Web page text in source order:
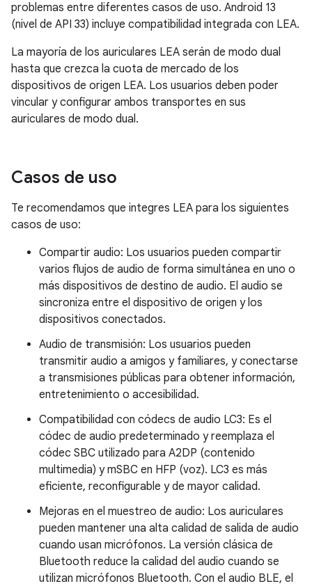
problemas entre diferentes casos de uso. Android 13
(nivel de API 33) incluye compatibilidad integrada con LEA.
La mayoría de los auriculares LEA serán de modo dual
hasta que crezca la cuota de mercado de los
dispositivos de origen LEA. Los usuarios deben poder
vincular y configurar ambos transportes en sus
auriculares de modo dual.
Casos de uso
Te recomendamos que integres LEA para los siguientes
casos de uso:
Compartir audio: Los usuarios pueden compartir
varios flujos de audio de forma simultánea en uno o
más dispositivos de destino de audio. El audio se
sincroniza entre el dispositivo de origen y los
dispositivos conectados.
Audio de transmisión: Los usuarios pueden
transmitir audio a amigos y familiares, y conectarse
a transmisiones públicas para obtener información,
entretenimiento o accesibilidad.
Compatibilidad con códecs de audio LC3: Es el
códec de audio predeterminado y reemplaza el
códec SBC utilizado para A2DP (contenido
multimedia) y mSBC en HFP (voz). LC3 es más
eficiente, reconfigurable y de mayor calidad.
Mejoras en el muestreo de audio: Los auriculares
pueden mantener una alta calidad de salida de audio
cuando usan micrófonos. La versión clásica de
Bluetooth reduce la calidad del audio cuando se
utilizan micrófonos Bluetooth. Con el audio BLE, el